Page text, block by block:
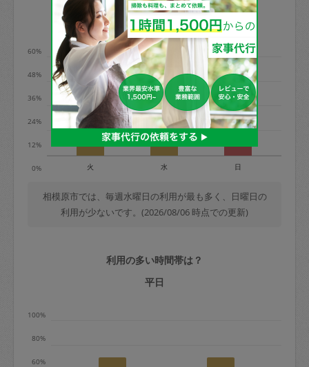
※例：依頼日時／土曜日午前9時開始の場
合、水曜日午前9時以降はキャンセル料が
発生
水曜日9時〜金曜日9時まで＝依頼料金の
50%
金曜日9時～土曜日8時まで＝依頼金額の
100%
土曜日8時〜実施時間＝依頼金額の100%
＋交通費全額
依頼者不在による当日キャンセル＝依頼
金額の100%＋交通費全額
定期契約をキャンセルする場合、毎週定
期は月2回まで隔週定期は月1回までキャ
利用します。注意しなくてはいけない点
はありますか？
利用の多い曜日は？
0%
12%
24%
36%
48%
60%
火 水 日
相模原市では、毎週水曜日の利用が最も多く、日曜日の
利用が少ないです。(2026/08/06 時点での更新)
利用の多い時間帯は？
平日
60%
80%
100%